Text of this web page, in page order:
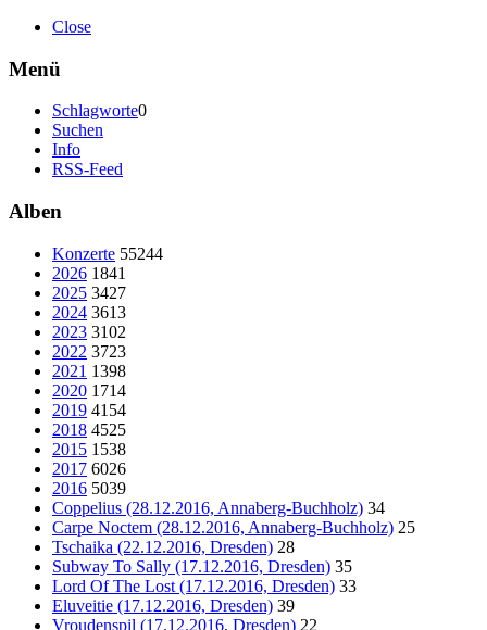
Close
Menü
Schlagworte0
Suchen
Info
RSS-Feed
Alben
Konzerte 55244
2026 1841
2025 3427
2024 3613
2023 3102
2022 3723
2021 1398
2020 1714
2019 4154
2018 4525
2015 1538
2017 6026
2016 5039
Coppelius (28.12.2016, Annaberg-Buchholz) 34
Carpe Noctem (28.12.2016, Annaberg-Buchholz) 25
Tschaika (22.12.2016, Dresden) 28
Subway To Sally (17.12.2016, Dresden) 35
Lord Of The Lost (17.12.2016, Dresden) 33
Eluveitie (17.12.2016, Dresden) 39
Vroudenspil (17.12.2016, Dresden) 22